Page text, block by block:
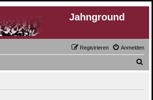
Jahnground
Anmelden
Registrieren